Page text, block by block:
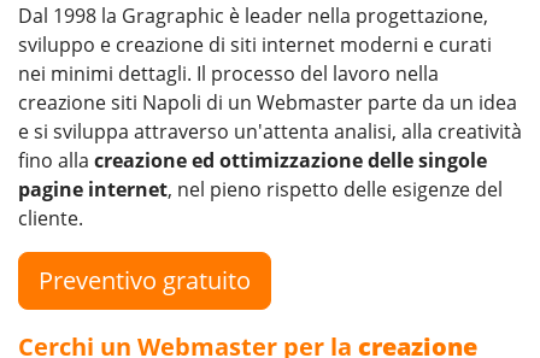
Dal 1998 la Gragraphic è leader nella progettazione,
sviluppo e creazione di siti internet moderni e curati
nei minimi dettagli. Il processo del lavoro nella
creazione siti Napoli di un Webmaster parte da un idea
e si sviluppa attraverso un'attenta analisi, alla creatività
fino alla creazione ed ottimizzazione delle singole
pagine internet, nel pieno rispetto delle esigenze del
cliente.
Preventivo gratuito
Cerchi un Webmaster per la creazione